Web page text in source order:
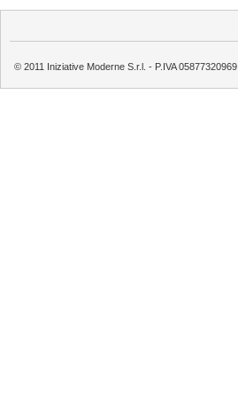
© 2011 Iniziative Moderne S.r.l. - P.IVA 05877320969